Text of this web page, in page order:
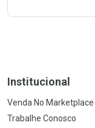
Institucional
Venda No Marketplace
Trabalhe Conosco